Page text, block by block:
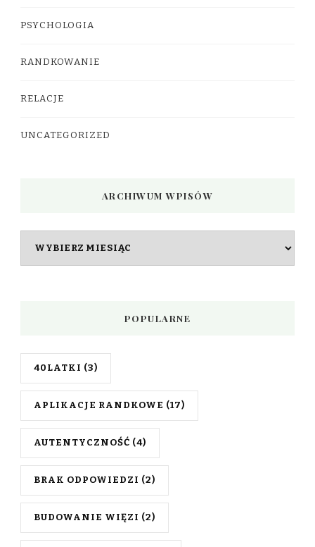
PSYCHOLOGIA
RANDKOWANIE
RELACJE
UNCATEGORIZED
ARCHIWUM WPISÓW
POPULARNE
40LATKI (3)
APLIKACJE RANDKOWE (17)
AUTENTYCZNOŚĆ (4)
BRAK ODPOWIEDZI (2)
BUDOWANIE WIĘZI (2)